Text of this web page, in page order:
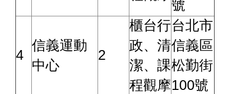
號
4
信義運動
中心
2
櫃台行
政、清
潔、課
程觀摩
台北市
信義區
松勤街
100號